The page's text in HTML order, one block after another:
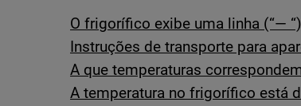
O frigorífico exibe uma linha (“—
Instruções de transporte para
A que temperaturas
A temperatura no frigorífico está